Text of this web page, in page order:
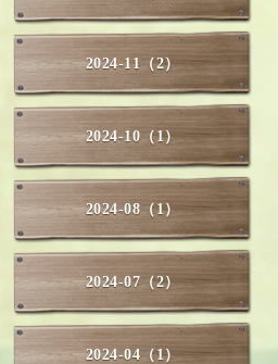
2024-11（2）
2024-10（1）
2024-08（1）
2024-07（2）
2024-04（1）